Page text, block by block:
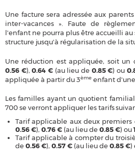
Une facture sera adressée aux
inter-vacances ».
Faute de
l'enfant ne pourra plus être accueilli au
structure jusqu'à régularisation de la
Une réduction est appliquée, soit
0.56 €),0.64 € (au lieu de 0.85 €) ou
appliquée à partir du 3ème enfant
Les familles ayant un quotient
700 se verront appliquer lestarifs
Tarif applicable aux deux premiers
0.56 €), 0.76 € (au lieu de0.85 €) ou
Tarif applicable à compter du
de0.56 €), 0.57 € (au lieu de0.85 €)